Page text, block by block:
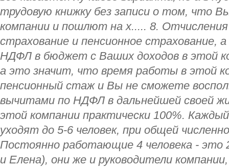
трудовую книжку без записи о том, что
компании и пошлют на х..... 8.
страхование и пенсионное страхование,
НДФЛ в бюджет с Ваших доходов в этой
а это значит, что время работы в этой
пенсионный стаж и Вы не сможете
вычитами по НДФЛ в дальнейшей своей
этой компании практически 100%.
уходят до 5-6 человек, при общей
Постоянно работающие 4 человека - это
и Елена), они же и руководители